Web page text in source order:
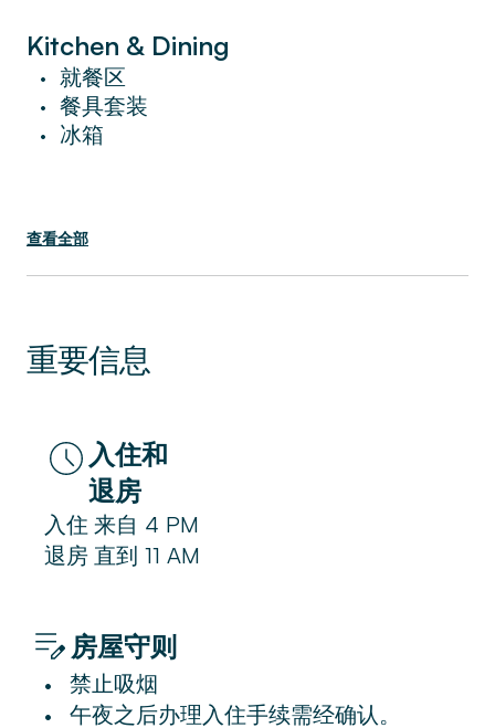
Kitchen & Dining
• 就餐区
• 餐具套装
• 冰箱
查看全部
重要信息
入住和
退房
入住 来自 4 PM
退房 直到 11 AM
房屋守则
•
禁止吸烟
•
午夜之后办理入住手续需经确认。